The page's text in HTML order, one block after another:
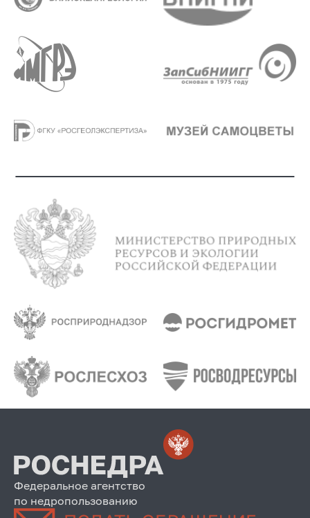
Федеральное агентство
по недропользованию